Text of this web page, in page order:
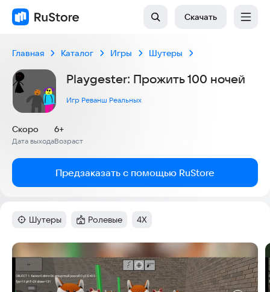
Скачать
Главная Каталог Игры Шутеры
Playgester: Прожить 100 ночей
Игр Реванш Реальных
Дата выхода
Скоро
Возраст
6+
Предзаказать с помощью RuStore
Категория:
Шутеры Категория:
Ролевые Тег
4X
Скриншоты